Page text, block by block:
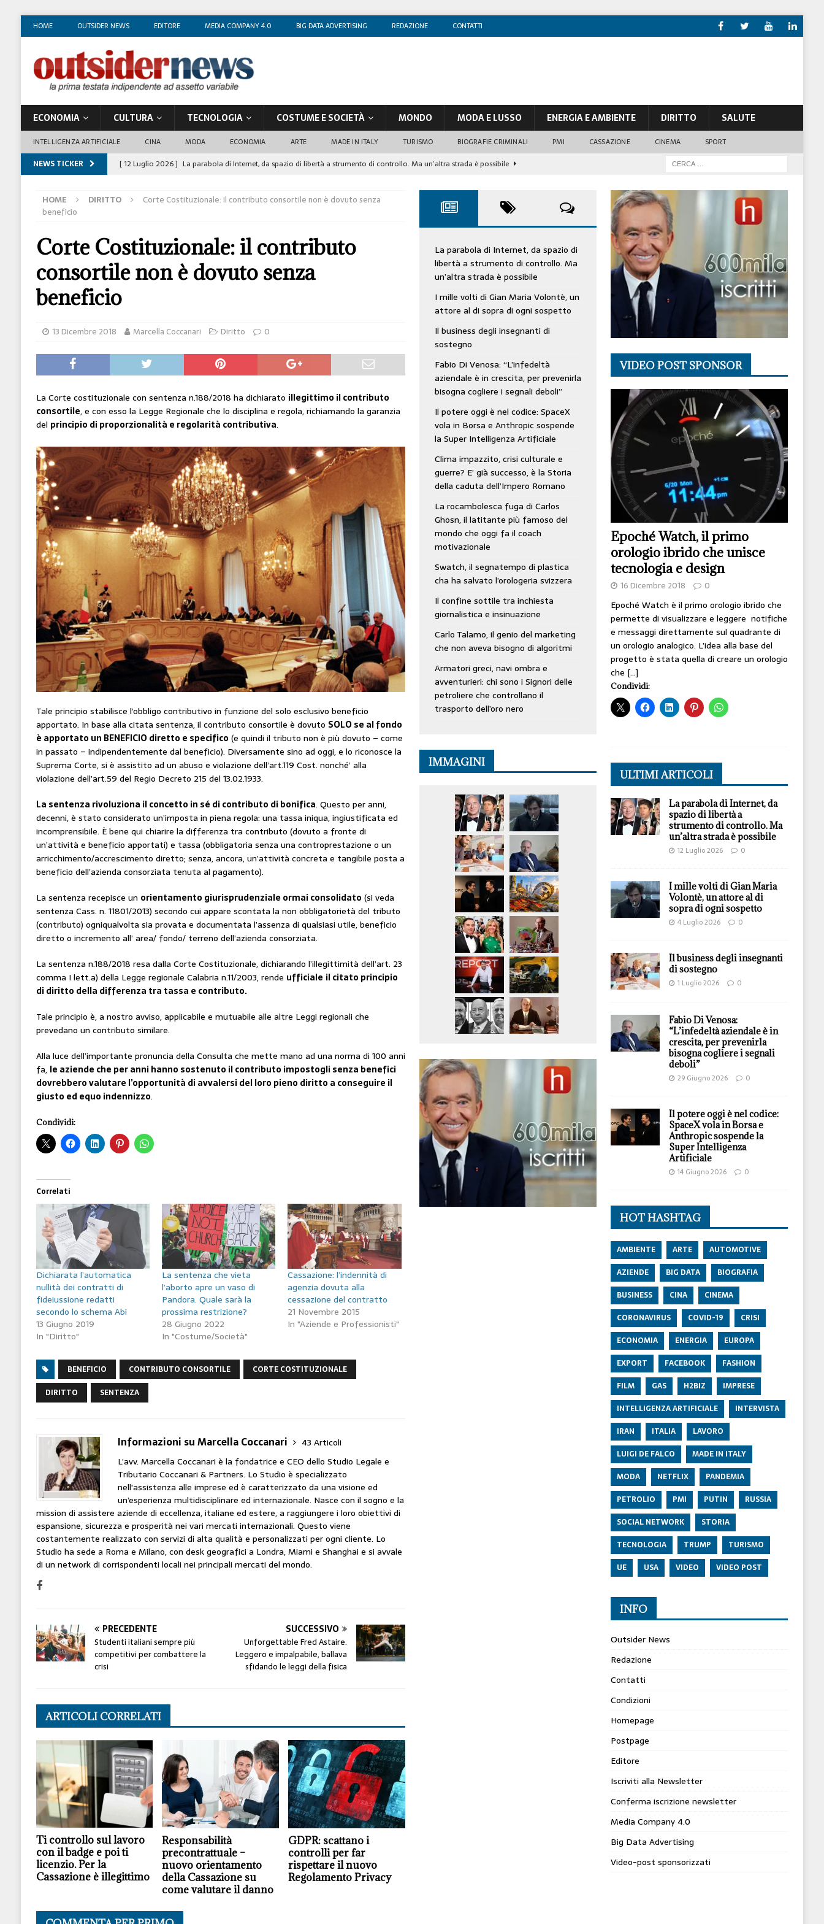
HOME OUTSIDER NEWS EDITORE MEDIA COMPANY 4.0 BIG DATA ADVERTISING REDAZIONE CONTATTI
ECONOMIA CULTURA TECNOLOGIA COSTUME E SOCIETÀ MONDO MODA E LUSSO ENERGIA E AMBIENTE DIRITTO SALUTE
INTELLIGENZA ARTIFICIALE CINA MODA ECONOMIA ARTE MADE IN ITALY TURISMO BIOGRAFIE CRIMINALI PMI CASSAZIONE CINEMA SPORT
NEWS TICKER [ 12 Luglio 2026 ] La parabola di Internet, da spazio di libertà a strumento di controllo. Ma un’altra strada è possibile
[ 4 Luglio 2026 ] I mille volti di Gian Maria Volontè, un attore al di sopra di ogni sospetto
CINEMA
[ 29 Giugno 2026 ] Fabio Di Venosa: “L’infedeltà aziendale è in crescita, per prevenirla bisogna cogliere i segnali deboli”
ECONOMIA
[ 7 Febbraio 2020 ] Nato con l’Austria-Ungheria e morto nell’era digitale. Il tempo si era dimenticato di Gillo Dorfles e lui
viveva nel futuro
ARTE
HOME DIRITTO
Corte Costituzionale: il contributo consortile non è dovuto senza
beneficio
Corte Costituzionale: il contributo
consortile non è dovuto senza
beneficio
13 Dicembre 2018 Marcella Coccanari Diritto 0
La Corte costituzionale con sentenza n.188/2018 ha dichiarato illegittimo il contributo
consortile, e con esso la Legge Regionale che lo disciplina e regola, richiamando la garanzia
del principio di proporzionalità e regolarità contributiva.
Tale principio stabilisce l’obbligo contributivo in funzione del solo esclusivo beneficio
apportato. In base alla citata sentenza, il contributo consortile è dovuto SOLO se al fondo
è apportato un BENEFICIO diretto e specifico (e quindi il tributo non è più dovuto – come
in passato – indipendentemente dal beneficio). Diversamente sino ad oggi, e lo riconosce la
Suprema Corte, si è assistito ad un abuso e violazione dell’art.119 Cost. nonché’ alla
violazione dell’art.59 del Regio Decreto 215 del 13.02.1933.
La sentenza rivoluziona il concetto in sé di contributo di bonifica. Questo per anni,
decenni, è stato considerato un’imposta in piena regola: una tassa iniqua, ingiustificata ed
incomprensibile. È bene qui chiarire la differenza tra contributo (dovuto a fronte di
un’attività e beneficio apportati) e tassa (obbligatoria senza una controprestazione o un
arricchimento/accrescimento diretto; senza, ancora, un’attività concreta e tangibile posta a
beneficio dell’azienda consorziata tenuta al pagamento).
La sentenza recepisce un orientamento giurisprudenziale ormai consolidato (si veda
sentenza Cass. n. 11801/2013) secondo cui appare scontata la non obbligatorietà del tributo
(contributo) ogniqualvolta sia provata e documentata l’assenza di qualsiasi utile, beneficio
diretto o incremento all’ area/ fondo/ terreno dell’azienda consorziata.
La sentenza n.188/2018 resa dalla Corte Costituzionale, dichiarando l’illegittimità dell’art. 23
comma I lett.a) della Legge regionale Calabria n.11/2003, rende ufficiale il citato principio
di diritto della differenza tra tassa e contributo.
Tale principio è, a nostro avviso, applicabile e mutuabile alle altre Leggi regionali che
prevedano un contributo similare.
Alla luce dell’importante pronuncia della Consulta che mette mano ad una norma di 100 anni
fa, le aziende che per anni hanno sostenuto il contributo impostogli senza benefici
dovrebbero valutare l’opportunità di avvalersi del loro pieno diritto a conseguire il
giusto ed equo indennizzo.
Condividi:
Correlati
Dichiarata l’automatica
nullità dei contratti di
fideiussione redatti
secondo lo schema Abi
13 Giugno 2019
In "Diritto"
La sentenza che vieta
l’aborto apre un vaso di
Pandora. Quale sarà la
prossima restrizione?
28 Giugno 2022
In "Costume/Società"
Cassazione: l’indennità di
agenzia dovuta alla
cessazione del contratto
21 Novembre 2015
In "Aziende e Professionisti"
BENEFICIO CONTRIBUTO CONSORTILE
CORTE COSTITUZIONALE
DIRITTO
SENTENZA
Informazioni su Marcella Coccanari
43 Articoli
L’avv. Marcella Coccanari è la fondatrice e CEO dello Studio Legale e
Tributario Coccanari & Partners. Lo Studio è specializzato
nell'assistenza alle imprese ed è caratterizzato da una visione ed
un’esperienza multidisciplinare ed internazionale. Nasce con il sogno e la
mission di assistere aziende di eccellenza, italiane ed estere, a raggiungere i loro obiettivi di
espansione, sicurezza e prosperità nei vari mercati internazionali. Questo viene
costantemente realizzato con servizi di alta qualità e personalizzati per ogni cliente. Lo
Studio ha sede a Roma e Milano, con desk geografici a Londra, Miami e Shanghai e si avvale
di un network di corrispondenti locali nei principali mercati del mondo.
PRECEDENTE
Studenti italiani sempre più
competitivi per combattere la
crisi
SUCCESSIVO
Unforgettable Fred Astaire.
Leggero e impalpabile, ballava
sfidando le leggi della fisica
ARTICOLI CORRELATI
Ti controllo sul lavoro
con il badge e poi ti
licenzio. Per la
Cassazione è illegittimo
Responsabilità
precontrattuale –
nuovo orientamento
della Cassazione su
come valutare il danno
GDPR: scattano i
controlli per far
rispettare il nuovo
Regolamento Privacy
La parabola di Internet, da spazio di
libertà a strumento di controllo. Ma
un’altra strada è possibile
I mille volti di Gian Maria Volontè, un
attore al di sopra di ogni sospetto
Il business degli insegnanti di
sostegno
Fabio Di Venosa: “L’infedeltà
aziendale è in crescita, per prevenirla
bisogna cogliere i segnali deboli”
Il potere oggi è nel codice: SpaceX
vola in Borsa e Anthropic sospende
la Super Intelligenza Artificiale
Clima impazzito, crisi culturale e
guerre? E’ già successo, è la Storia
della caduta dell’Impero Romano
La rocambolesca fuga di Carlos
Ghosn, il latitante più famoso del
mondo che oggi fa il coach
motivazionale
Swatch, il segnatempo di plastica
cha ha salvato l’orologeria svizzera
Il confine sottile tra inchiesta
giornalistica e insinuazione
Carlo Talamo, il genio del marketing
che non aveva bisogno di algoritmi
Armatori greci, navi ombra e
avventurieri: chi sono i Signori delle
petroliere che controllano il
trasporto dell’oro nero
IMMAGINI
VIDEO POST SPONSOR
Epoché Watch, il primo
orologio ibrido che unisce
tecnologia e design
16 Dicembre 2018 0
Epoché Watch è il primo orologio ibrido che
permette di visualizzare e leggere notifiche
e messaggi direttamente sul quadrante di
un orologio analogico. L’idea alla base del
progetto è stata quella di creare un orologio
che […]
Condividi:
ULTIMI ARTICOLI
La parabola di Internet, da
spazio di libertà a
strumento di controllo. Ma
un’altra strada è possibile
12 Luglio 2026 0
I mille volti di Gian Maria
Volontè, un attore al di
sopra di ogni sospetto
4 Luglio 2026 0
Il business degli insegnanti
di sostegno
1 Luglio 2026 0
Fabio Di Venosa:
“L’infedeltà aziendale è in
crescita, per prevenirla
bisogna cogliere i segnali
deboli”
29 Giugno 2026 0
Il potere oggi è nel codice:
SpaceX vola in Borsa e
Anthropic sospende la
Super Intelligenza
Artificiale
14 Giugno 2026 0
HOT HASHTAG
AMBIENTE ARTE
AUTOMOTIVE
AZIENDE
BIG DATA
BIOGRAFIA
BUSINESS
CINA
CINEMA
CORONAVIRUS
COVID-19
CRISI
ECONOMIA
ENERGIA
EUROPA
EXPORT
FACEBOOK
FASHION
FILM
GAS H2BIZ
IMPRESE
INTELLIGENZA ARTIFICIALE
INTERVISTA
IRAN
ITALIA
LAVORO
LUIGI DE FALCO
MADE IN ITALY
MODA
NETFLIX
PANDEMIA
PETROLIO
PMI PUTIN
RUSSIA
SOCIAL NETWORK
STORIA
TECNOLOGIA
TRUMP
TURISMO
UE
USA VIDEO VIDEO POST
INFO
Outsider News
Redazione
Contatti
Condizioni
Homepage
Postpage
Editore
Iscriviti alla Newsletter
Conferma iscrizione newsletter
Media Company 4.0
Big Data Advertising
Video-post sponsorizzati